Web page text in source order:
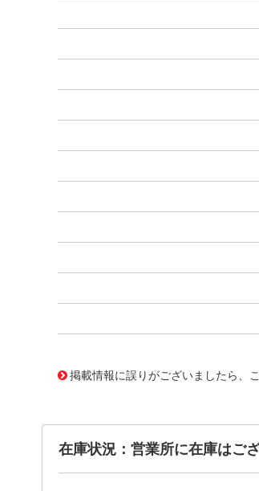
掲載情報に誤りがございましたら、
在庫状況：営業所に在庫はござ